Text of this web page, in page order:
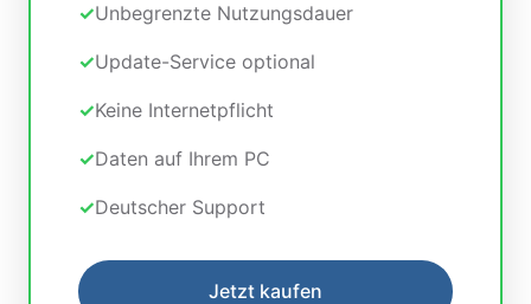
Unbegrenzte Nutzungsdauer
Update-Service optional
Keine Internetpflicht
Daten auf Ihrem PC
Deutscher Support
Jetzt kaufen